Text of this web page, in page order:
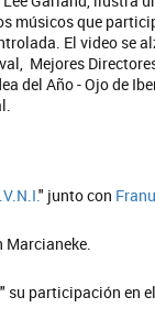
músicos que
El video se
Mejores
del Año - Ojo de
" junto con
Marcianeke.
" su participación en